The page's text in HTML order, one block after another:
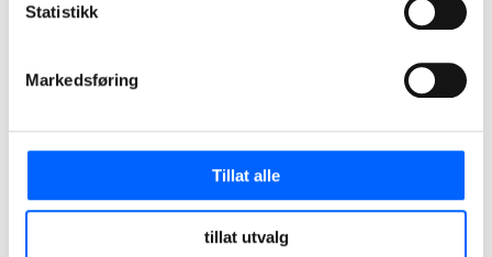
Statistikk
Markedsføring
Tillat alle
tillat utvalg
2012